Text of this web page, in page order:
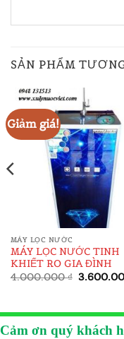
SẢN PHẨM
Giảm giá!
ADD
MÁY LỌC NƯỚC
MÁY LỌC NƯỚC TINH
KHIẾT RO GIA ĐÌNH
4.000.000₫ Giá
Cảm ơn quý khách